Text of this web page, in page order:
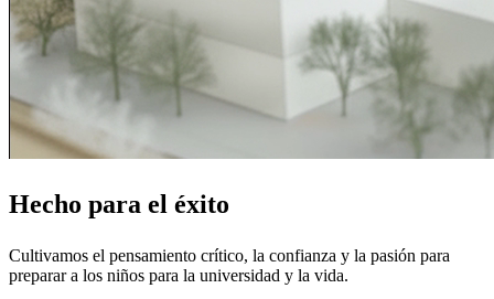
Hecho para el éxito
Cultivamos el pensamiento crítico, la confianza y la pasión para
preparar a los niños para la universidad y la vida.